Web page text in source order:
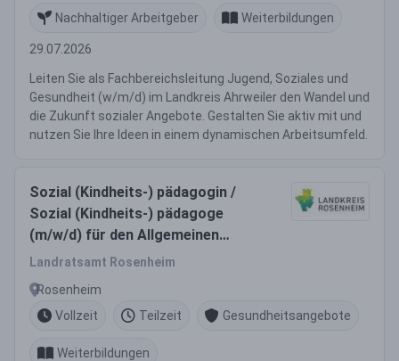
Nachhaltiger Arbeitgeber Weiterbildungen
29.07.2026
Leiten Sie als Fachbereichsleitung Jugend, Soziales und
Gesundheit (w/m/d) im Landkreis Ahrweiler den Wandel und
die Zukunft sozialer Angebote. Gestalten Sie aktiv mit und
nutzen Sie Ihre Ideen in einem dynamischen Arbeitsumfeld.
Sozial (Kindheits-) pädagogin /
Sozial (Kindheits-) pädagoge
(m/w/d) für den Allgemeinen
Sozialdienst Mangfalltal
Landratsamt Rosenheim
Rosenheim
Vollzeit
Teilzeit Gesundheitsangebote
Weiterbildungen